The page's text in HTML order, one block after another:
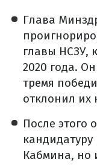
Глава
главы НСЗУ,
2020 года.
тремя
отклонил их
После этого
Кабмина, но